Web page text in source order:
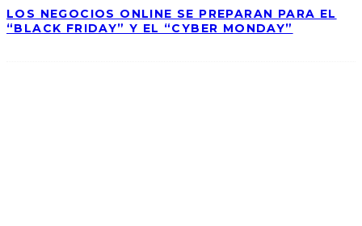
LOS NEGOCIOS ONLINE SE PREPARAN PARA EL
“BLACK FRIDAY” Y EL “CYBER MONDAY”